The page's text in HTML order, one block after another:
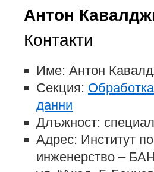
Антон
Контакти
Име: Антон
Секция:
данни
Длъжност:
Адрес: Институт
инженерство – БАН